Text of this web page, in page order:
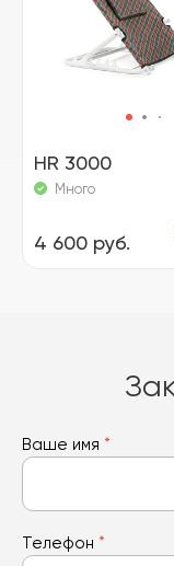
HR 3000
Много
4 600 руб.
Ваше имя *
Телефон *